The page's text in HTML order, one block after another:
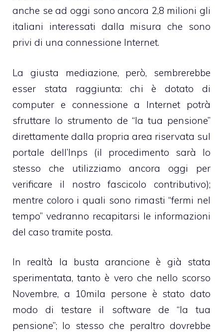
anche se ad oggi sono ancora 2,8 milioni gli
italiani interessati dalla misura che sono
privi di una connessione Internet.
La giusta mediazione, però, sembrerebbe
esser stata raggiunta: chi è dotato di
computer e connessione a Internet potrà
sfruttare lo strumento de “la tua pensione”
direttamente dalla propria area riservata sul
portale dell’Inps (il procedimento sarà lo
stesso che utilizziamo ancora oggi per
verificare il nostro fascicolo contributivo);
mentre coloro i quali sono rimasti “fermi nel
tempo” vedranno recapitarsi le informazioni
del caso tramite posta.
In realtà la busta arancione è già stata
sperimentata, tanto è vero che nello scorso
Novembre, a 10mila persone è stato dato
modo di testare il software de “la tua
pensione”; lo stesso che peraltro dovrebbe